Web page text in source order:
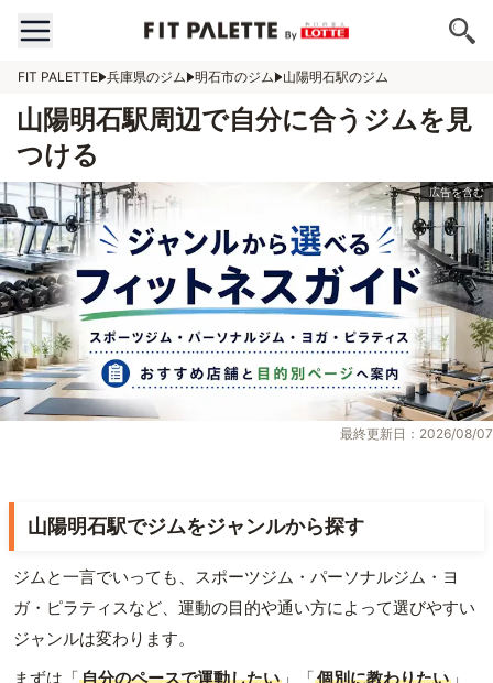
FIT PALETTE 兵庫県のジム 明石市のジム 山陽明石駅のジム
山陽明石駅周辺で自分に合うジムを見
つける
最終更新日：2026/08/07
山陽明石駅でジムをジャンルから探す
ジムと一言でいっても、スポーツジム・パーソナルジム・ヨ
ガ・ピラティスなど、運動の目的や通い方によって選びやすい
ジャンルは変わります。
まずは「自分のペースで運動したい 」「個別に教わりたい 」